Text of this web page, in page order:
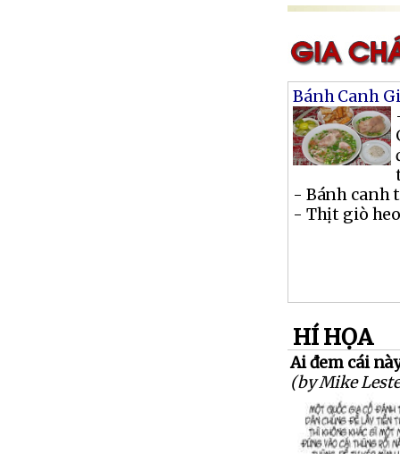
Bánh Canh
- Bánh canh
- Thịt giò
HÍ HỌA
Ai đem cái
(by Mike